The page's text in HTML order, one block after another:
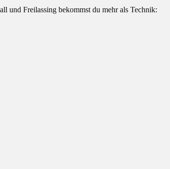
und Freilassing bekommst du mehr als Technik: